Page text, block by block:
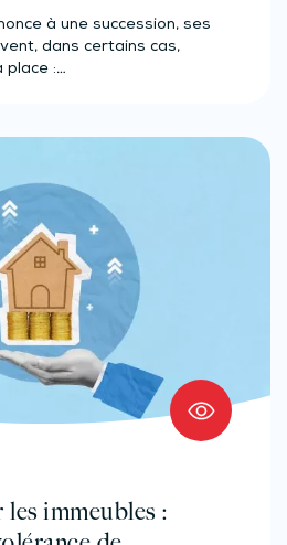
à une succession, ses
dans certains cas,
place :…
les immeubles :